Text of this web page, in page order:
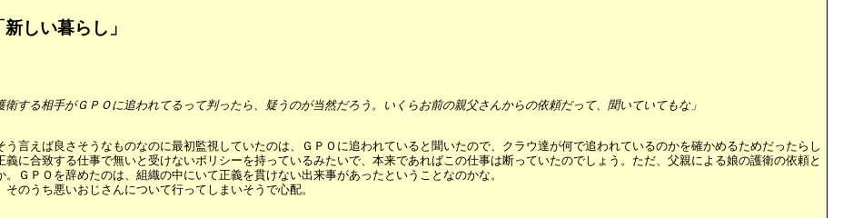
しい暮らし」
する相手がＧＰＯに追われてるって判ったら、疑うのが当然だろう。いくらお前の親父さんからの依頼だって、聞いていてもな」
言えば良さそうなものなのに最初監視していたのは、ＧＰＯに追われていると聞いたので、クラウ達が何で追われているのかを確かめるためだったらし
に合致する仕事で無いと受けないポリシーを持っているみたいで、本来であればこの仕事は断っていたのでしょう。ただ、父親による娘の護衛の依頼と
ＧＰＯを辞めたのは、組織の中にいて正義を貫けない出来事があったということなのかな。
のうち悪いおじさんについて行ってしまいそうで心配。